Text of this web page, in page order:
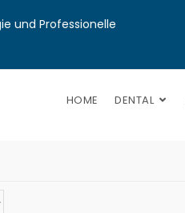
und Professionelle
HOME DENTAL